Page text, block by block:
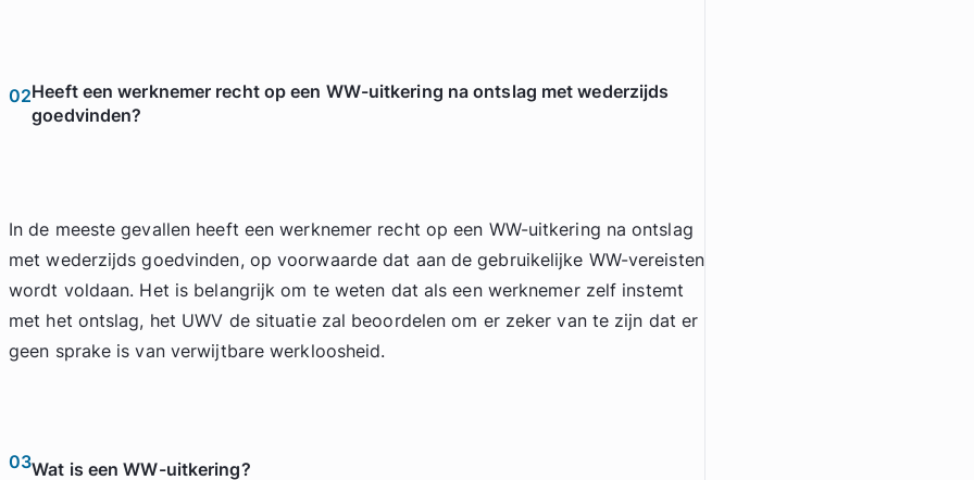
02Heeft een werknemer recht op een WW-uitkering na ontslag met wederzijds
goedvinden?
In de meeste gevallen heeft een werknemer recht op een WW-uitkering na ontslag
met wederzijds goedvinden, op voorwaarde dat aan de gebruikelijke WW-vereisten
wordt voldaan. Het is belangrijk om te weten dat als een werknemer zelf instemt
met het ontslag, het UWV de situatie zal beoordelen om er zeker van te zijn dat er
geen sprake is van verwijtbare werkloosheid.
03Wat is een WW-uitkering?